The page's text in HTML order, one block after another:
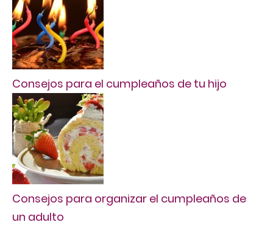
Consejos para el cumpleaños de tu hijo
Consejos para organizar el cumpleaños de
un adulto